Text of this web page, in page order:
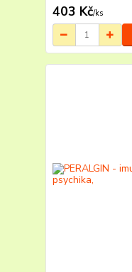
403 Kč/ks